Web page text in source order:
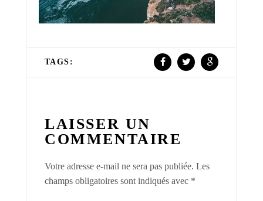
TAGS:
LAISSER UN
COMMENTAIRE
Votre adresse e-mail ne sera pas publiée. Les
champs obligatoires sont indiqués avec *